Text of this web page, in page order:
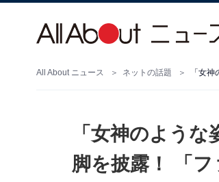
All About ニュース ネットの話題 「女
「女神のよう
脚を披露！ 「フ